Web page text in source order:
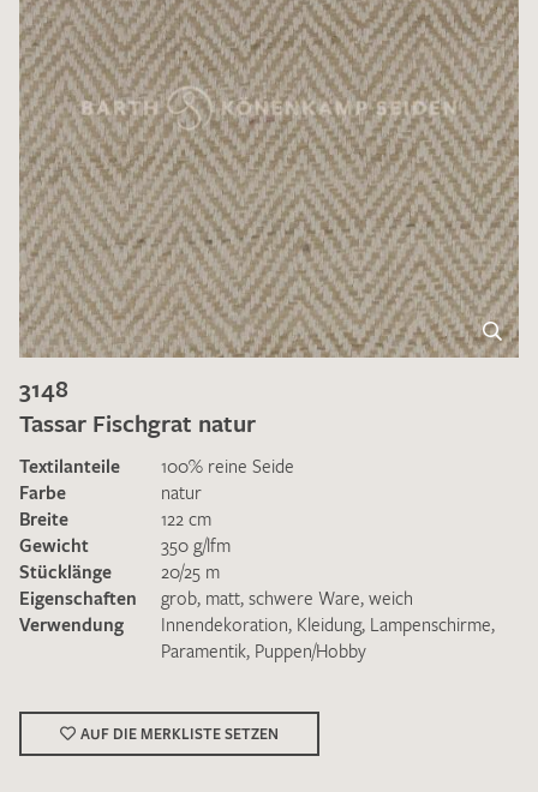
Ich bin damit einverstanden, dass meine angegebenen Daten
zur Beantwortung meiner Musteranfrage genutzt werden.
DieDatenschutzbestimmungenhabe ich zur Kenntnis
3148
Tassar Fischgrat natur
Textilanteile
100% reine Seide
Farbe
natur
Breite
122 cm
Gewicht
350 g/lfm
Stücklänge
20/25 m
Eigenschaften
grob, matt, schwere Ware, weich
Verwendung
Innendekoration, Kleidung, Lampenschirme,
Paramentik, Puppen/Hobby
AUF DIE MERKLISTE SETZEN